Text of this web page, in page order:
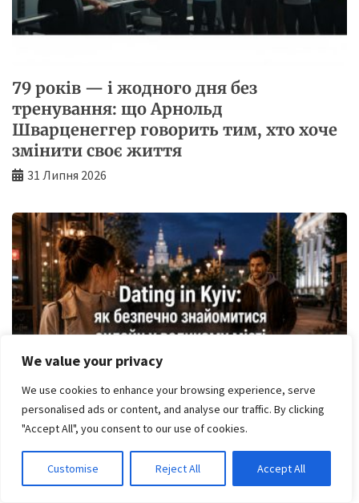
We value your privacy
We use cookies to enhance your browsing experience, serve
personalised ads or content, and analyse our traffic. By clicking
"Accept All", you consent to our use of cookies.
Customise Reject All Accept All
79 років — і жодного дня без
тренування: що Арнольд
Шварценеггер говорить тим, хто хоче
змінити своє життя
31 Липня 2026
знайомитися онлайн у великому місті
15 Травня 2026